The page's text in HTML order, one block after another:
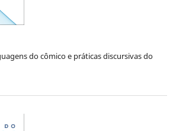
do cômico e práticas discursivas do